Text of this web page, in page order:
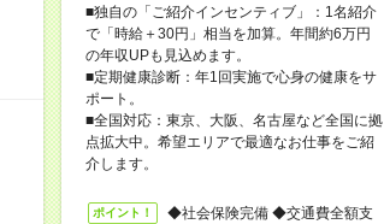
■独自の「ご紹介インセンティブ」：1名紹介
で「時給＋30円」相当を加算。年間約6万円
の年収UPも見込めます。
■定期健康診断：年1回実施で心身の健康をサ
ポート。
■全国対応：東京、大阪、名古屋など全国に拠
点拡大中。希望エリアで最適なお仕事をご紹
介します。
ポイント！
◆社会保険完備 ◆交通費全額支